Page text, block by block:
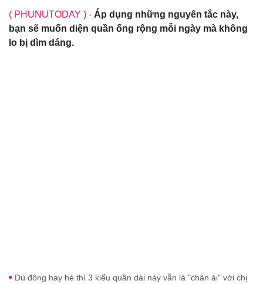
( PHUNUTODAY ) - Áp dụng những nguyên tắc này,
bạn sẽ muốn diện quần ống rộng mỗi ngày mà không
lo bị dìm dáng.
Dù đông hay hè thì 3 kiểu quần dài này vẫn là "chân ái" với chị